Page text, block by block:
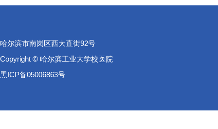
哈尔滨市南岗区西大直街92号
Copyright © 哈尔滨工业大学校医院
黑ICP备05006863号